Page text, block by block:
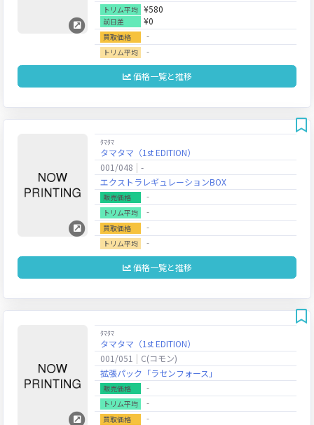
トリム平均 ¥580
前日差 ¥0
買取価格 ‐
トリム平均 ‐
価格一覧と推移
ﾀﾏﾀﾏ
タマタマ（1st EDITION）
001/048
-
エクストラレギュレーションBOX
販売価格 ‐
トリム平均 ‐
買取価格 ‐
トリム平均 ‐
価格一覧と推移
ﾀﾏﾀﾏ
タマタマ（1st EDITION）
001/051
C(コモン)
拡張パック「ラセンフォース」
販売価格 ‐
トリム平均 ‐
買取価格 ‐